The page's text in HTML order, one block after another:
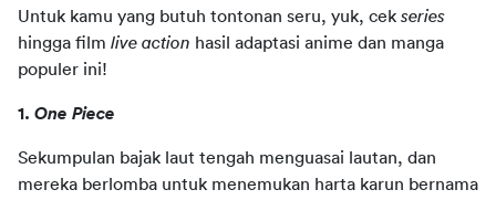
Untuk kamu yang butuh tontonan seru, yuk, cek series
hingga film live action hasil adaptasi anime dan manga
populer ini!
1. One Piece
Sekumpulan bajak laut tengah menguasai lautan, dan